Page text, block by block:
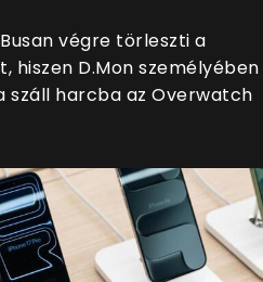
végre törleszti a
hiszen D.Mon személyében
harcba az Overwatch